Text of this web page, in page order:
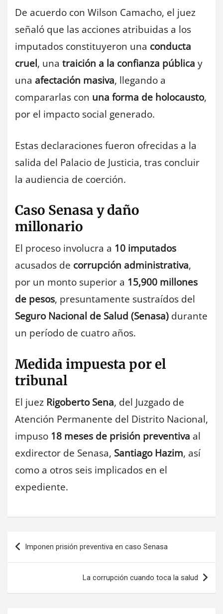
De acuerdo con Wilson Camacho, el juez
señaló que las acciones atribuidas a los
imputados constituyeron una conducta
cruel, una traición a la confianza pública y
una afectación masiva, llegando a
compararlas con una forma de holocausto,
por el impacto social generado.
Estas declaraciones fueron ofrecidas a la
salida del Palacio de Justicia, tras concluir
la audiencia de coerción.
Caso Senasa y daño
millonario
El proceso involucra a 10 imputados
acusados de corrupción administrativa,
por un monto superior a 15,900 millones
de pesos, presuntamente sustraídos del
Seguro Nacional de Salud (Senasa) durante
un período de cuatro años.
Medida impuesta por el
tribunal
El juez Rigoberto Sena, del Juzgado de
Atención Permanente del Distrito Nacional,
impuso 18 meses de prisión preventiva al
exdirector de Senasa, Santiago Hazim, así
como a otros seis implicados en el
expediente.
Navegación
de
Imponen prisión preventiva en caso Senasa
La corrupción cuando toca la salud